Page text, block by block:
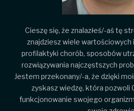
Cieszę się, że znalazłeś/-aś tę
znajdziesz wiele
profilaktyki chorób, sposobów
rozwiązywania najczęstszych
Jestem przekonany/-a, że dzięki
zyskasz wiedzę, która pozwoli
funkcjonowanie swojego